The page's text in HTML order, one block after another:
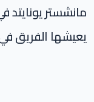
مانشستر يونايتد
يعيشها الفريق